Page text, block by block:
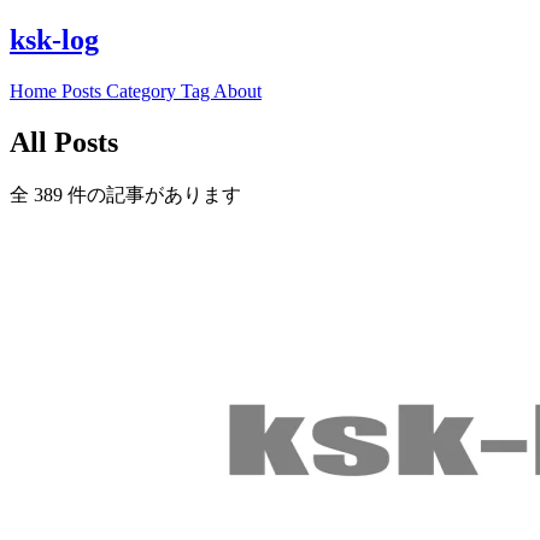
ksk-log
Home Posts Category Tag About
All Posts
全 389 件の記事があります